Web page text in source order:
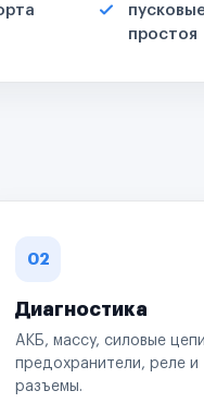
простоя
02
Диагностика
АКБ, массу, силовые
предохранители, реле и
разъемы.